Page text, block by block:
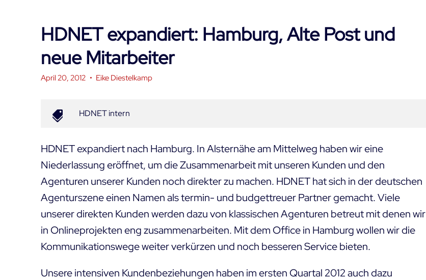
HDNET expandiert: Hamburg, Alte Post und
neue Mitarbeiter
April 20, 2012 • Eike Diestelkamp
HDNET intern
HDNET expandiert nach Hamburg. InAlsternähe am Mittelweg haben wir eine
Niederlassung eröffnet, um die Zusammenarbeit mit unseren Kunden und den
Agenturen unserer Kunden noch direkter zu machen. HDNET hat sich in der deutschen
Agenturszene einen Namen als termin- und budgettreuer Partner gemacht. Viele
unserer direkten Kunden werden dazu von klassischen Agenturen betreut mit denen wir
in Onlineprojekten eng zusammenarbeiten. Mit dem Office in Hamburg wollen wir die
Kommunikationswege weiter verkürzen und noch besseren Service bieten.
Unsere intensiven Kundenbeziehungen haben im ersten Quartal 2012 auch dazu